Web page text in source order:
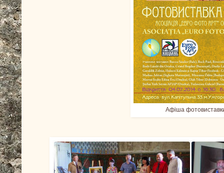
Афіша